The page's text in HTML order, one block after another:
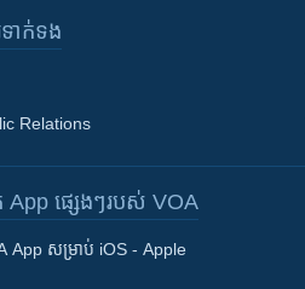
ាក់ទង
Relations
ផ្សេងៗ​របស់​ VOA
App សម្រាប់ iOS - Apple